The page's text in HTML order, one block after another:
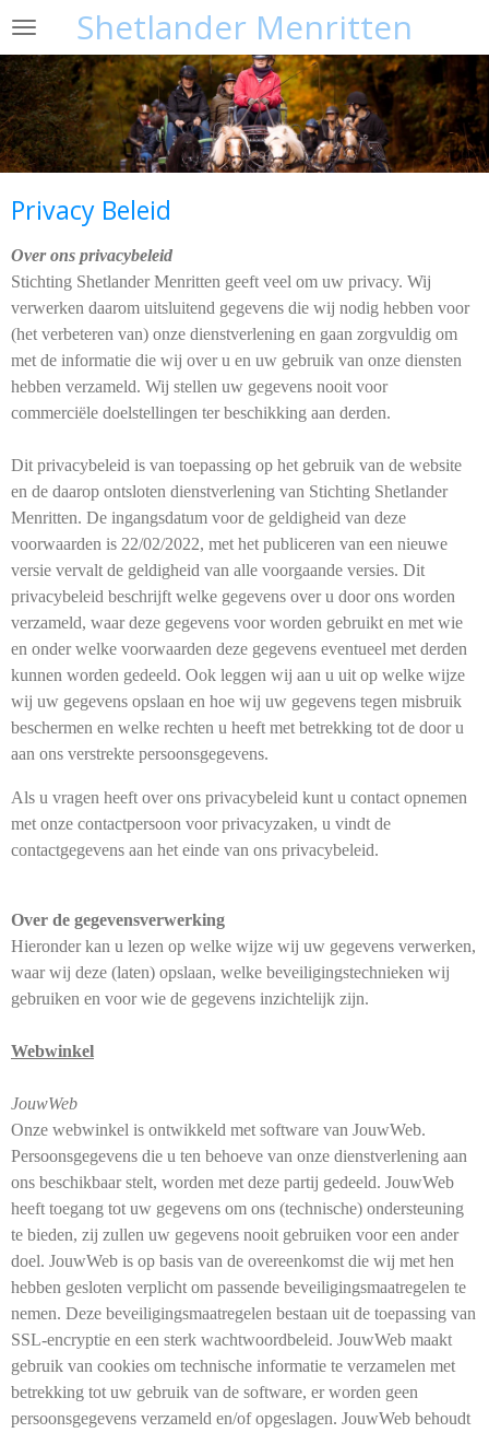
Ga
naar
de
hoofdinhoud
Shetlander Menritten
Privacy Beleid
Over ons privacybeleid
Stichting Shetlander Menritten geeft veel om uw privacy. Wij
verwerken daarom uitsluitend gegevens die wij nodig hebben voor
(het verbeteren van) onze dienstverlening en gaan zorgvuldig om
met de informatie die wij over u en uw gebruik van onze diensten
hebben verzameld. Wij stellen uw gegevens nooit voor
commerciële doelstellingen ter beschikking aan derden.
Dit privacybeleid is van toepassing op het gebruik van de website
en de daarop ontsloten dienstverlening van Stichting Shetlander
Menritten. De ingangsdatum voor de geldigheid van deze
voorwaarden is 22/02/2022, met het publiceren van een nieuwe
versie vervalt de geldigheid van alle voorgaande versies. Dit
privacybeleid beschrijft welke gegevens over u door ons worden
verzameld, waar deze gegevens voor worden gebruikt en met wie
en onder welke voorwaarden deze gegevens eventueel met derden
kunnen worden gedeeld. Ook leggen wij aan u uit op welke wijze
wij uw gegevens opslaan en hoe wij uw gegevens tegen misbruik
beschermen en welke rechten u heeft met betrekking tot de door u
aan ons verstrekte persoonsgegevens.
Als u vragen heeft over ons privacybeleid kunt u contact opnemen
met onze contactpersoon voor privacyzaken, u vindt de
contactgegevens aan het einde van ons privacybeleid.
Over de gegevensverwerking
Hieronder kan u lezen op welke wijze wij uw gegevens verwerken,
waar wij deze (laten) opslaan, welke beveiligingstechnieken wij
gebruiken en voor wie de gegevens inzichtelijk zijn.
Webwinkel
JouwWeb
Onze webwinkel is ontwikkeld met software van JouwWeb.
Persoonsgegevens die u ten behoeve van onze dienstverlening aan
ons beschikbaar stelt, worden met deze partij gedeeld. JouwWeb
heeft toegang tot uw gegevens om ons (technische) ondersteuning
te bieden, zij zullen uw gegevens nooit gebruiken voor een ander
doel. JouwWeb is op basis van de overeenkomst die wij met hen
hebben gesloten verplicht om passende beveiligingsmaatregelen te
nemen. Deze beveiligingsmaatregelen bestaan uit de toepassing van
SSL-encryptie en een sterk wachtwoordbeleid. JouwWeb maakt
gebruik van cookies om technische informatie te verzamelen met
betrekking tot uw gebruik van de software, er worden geen
persoonsgegevens verzameld en/of opgeslagen. JouwWeb behoudt